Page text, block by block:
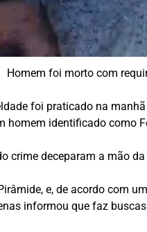
Homem foi morto com
foi praticado na
homem identificado como
crime deceparam a mão
e, de acordo com
informou que faz